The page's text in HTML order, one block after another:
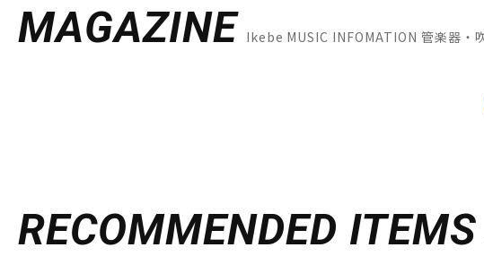
MAGAZINE Ikebe MUSIC INFOMATION 管楽器・
RECOMMENDED ITEMS